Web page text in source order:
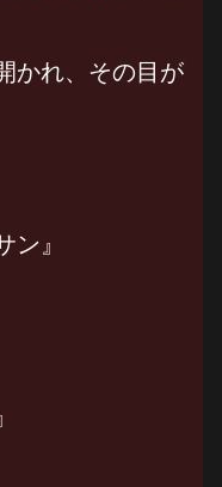
かれ、その目が
』